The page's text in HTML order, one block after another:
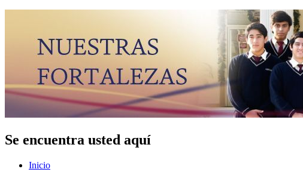
Se encuentra usted aquí
Inicio